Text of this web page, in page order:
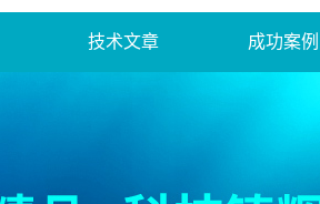
技术文章 成功案例